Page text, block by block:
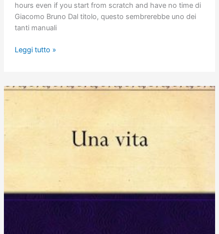
hours even if you start from scratch and have no time di
Giacomo Bruno Dal titolo, questo sembrerebbe uno dei
tanti manuali
Scrittura
Leggi tutto »